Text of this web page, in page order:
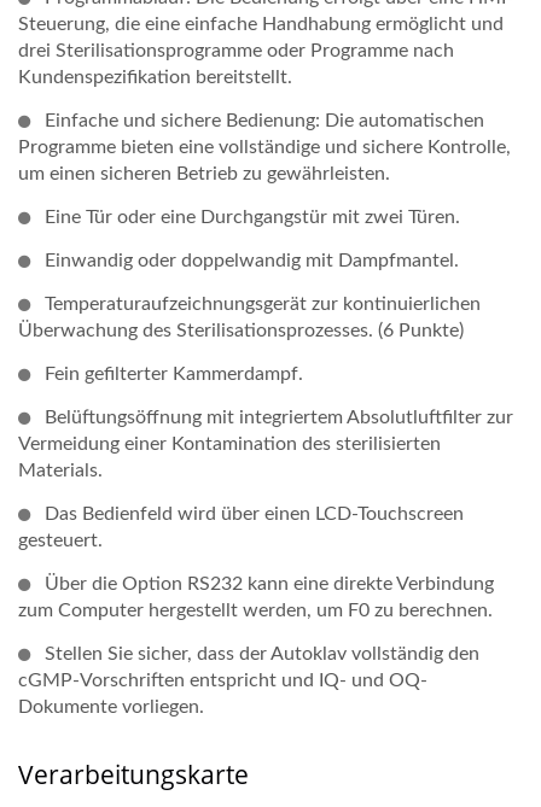
Steuerung, die eine einfache Handhabung ermöglicht und
drei Sterilisationsprogramme oder Programme nach
Kundenspezifikation bereitstellt.
Einfache und sichere Bedienung: Die automatischen
Programme bieten eine vollständige und sichere Kontrolle,
um einen sicheren Betrieb zu gewährleisten.
Eine Tür oder eine Durchgangstür mit zwei Türen.
Einwandig oder doppelwandig mit Dampfmantel.
Temperaturaufzeichnungsgerät zur kontinuierlichen
Überwachung des Sterilisationsprozesses. (6 Punkte)
Fein gefilterter Kammerdampf.
Belüftungsöffnung mit integriertem Absolutluftfilter zur
Vermeidung einer Kontamination des sterilisierten
Materials.
Das Bedienfeld wird über einen LCD-Touchscreen
gesteuert.
Über die Option RS232 kann eine direkte Verbindung
zum Computer hergestellt werden, um F0 zu berechnen.
Stellen Sie sicher, dass der Autoklav vollständig den
cGMP-Vorschriften entspricht und IQ- und OQ-
Dokumente vorliegen.
Verarbeitungskarte